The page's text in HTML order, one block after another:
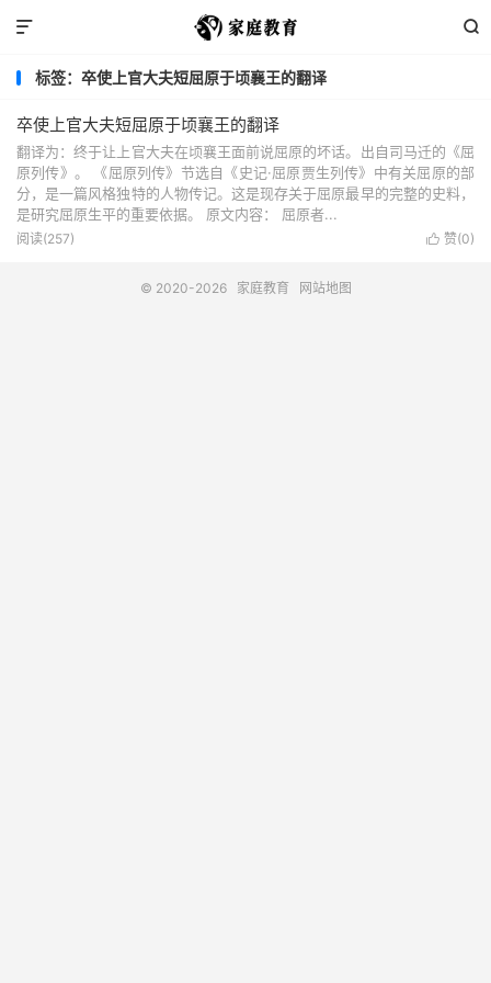


标签：卒使上官大夫短屈原于顷襄王的翻译
卒使上官大夫短屈原于顷襄王的翻译
翻译为：终于让上官大夫在顷襄王面前说屈原的坏话。出自司马迁的《屈
原列传》。 《屈原列传》节选自《史记·屈原贾生列传》中有关屈原的部
分，是一篇风格独特的人物传记。这是现存关于屈原最早的完整的史料，
是研究屈原生平的重要依据。 原文内容： 屈原者...
 赞(0)
阅读(257)
© 2020-2026 家庭教育 网站地图